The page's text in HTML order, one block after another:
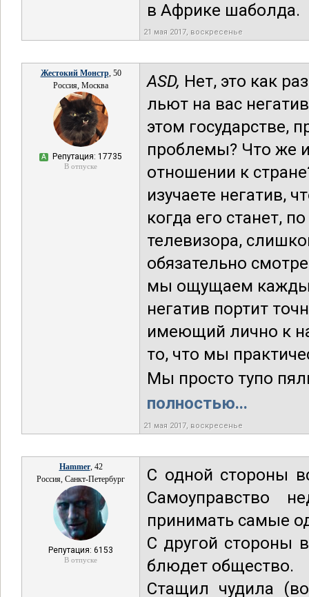
в Африке шаболда.
21 мая 2017, воскресенье
Жестокий Монстр, 50
Россия, Москва
А Репутация: 17735
В отпуске
ASD, Нет, это как
льют на вас
этом государстве,
проблемы? Что же
отношении к
изучаете негатив,
когда его станет,
телевизора,
обязательно
мы ощущаем
негатив портит
имеющий лично к
то, что мы
Мы просто тупо
полностью...
21 мая 2017, воскресенье
Hammer, 42
Россия, Санкт-Петербург
Репутация: 6153
В отпуске
С одной стороны
Самоуправство
принимать самые
С другой стороны
блюдет общество.
Стащил чудила